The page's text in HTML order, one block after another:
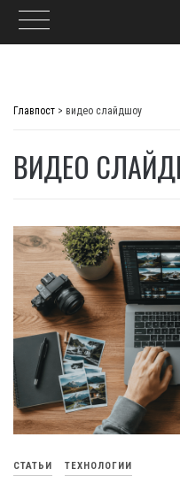
Главпост > видео слайдшоу
ВИДЕО
СТАТЬИ ТЕХНОЛОГИИ